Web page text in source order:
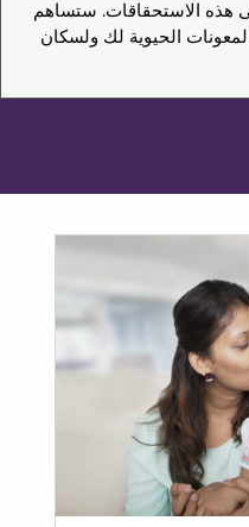
هذه الاستحقاقات. ستساهم
الحيوية لك ولسكان